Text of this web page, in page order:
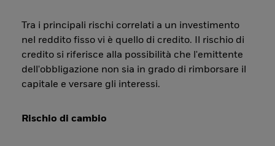
Tra i principali rischi correlati a un investimento
nel reddito fisso vi è quello di credito. Il rischio di
credito si riferisce alla possibilità che l'emittente
dell'obbligazione non sia in grado di rimborsare il
capitale e versare gli interessi.
Rischio di cambio